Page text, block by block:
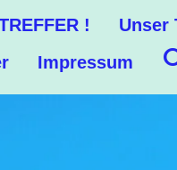
! Unser
Impressum